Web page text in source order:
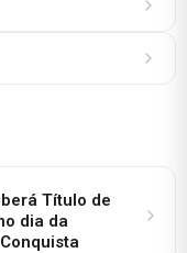
Título de
dia da